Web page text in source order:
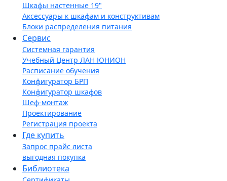
Шкафы настенные 19"
Аксессуары к шкафам и конструктивам
Блоки распределения питания
Сервис
Системная гарантия
Учебный Центр ЛАН ЮНИОН
Расписание обучения
Конфигуратор БРП
Конфигуратор шкафов
Шеф-монтаж
Проектирование
Регистрация проекта
Где купить
Запрос прайс листа
выгодная покупка
Библиотека